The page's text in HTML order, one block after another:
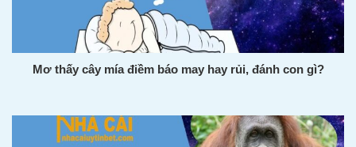
Mơ thấy cây mía điềm báo may hay rủi, đánh con gì?